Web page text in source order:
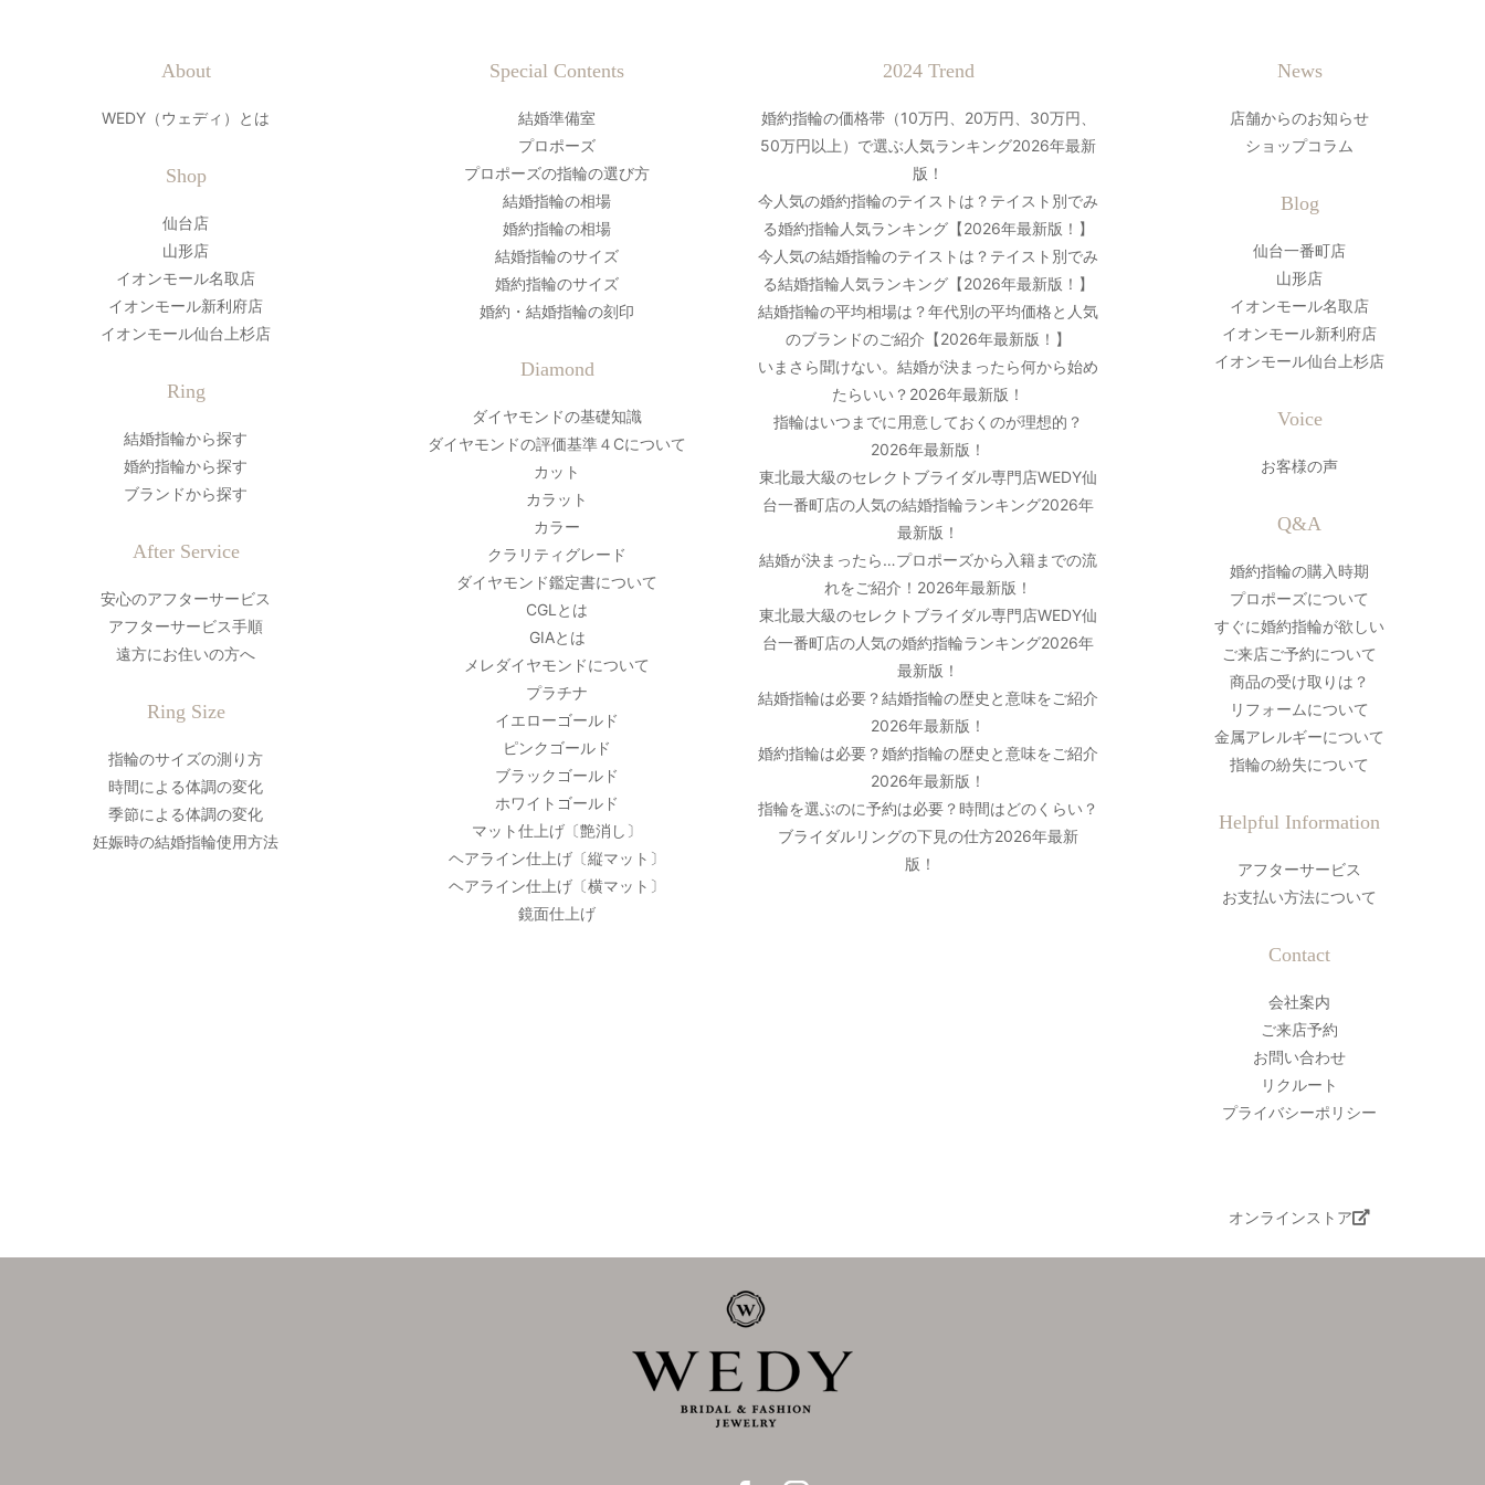
About
WEDY（ウェディ）とは
Shop
仙台店
山形店
イオンモール名取店
イオンモール新利府店
イオンモール仙台上杉店
Ring
結婚指輪から探す
婚約指輪から探す
ブランドから探す
After Service
安心のアフターサービス
アフターサービス手順
遠方にお住いの方へ
Ring Size
指輪のサイズの測り方
時間による体調の変化
季節による体調の変化
妊娠時の結婚指輪使用方法
Special Contents
結婚準備室
プロポーズ
プロポーズの指輪の選び方
結婚指輪の相場
婚約指輪の相場
結婚指輪のサイズ
婚約指輪のサイズ
婚約・結婚指輪の刻印
Diamond
ダイヤモンドの基礎知識
ダイヤモンドの評価基準４Cについて
カット
カラット
カラー
クラリティグレード
ダイヤモンド鑑定書について
CGLとは
GIAとは
メレダイヤモンドについて
プラチナ
イエローゴールド
ピンクゴールド
ブラックゴールド
ホワイトゴールド
マット仕上げ〔艶消し〕
ヘアライン仕上げ〔縦マット〕
ヘアライン仕上げ〔横マット〕
鏡面仕上げ
2024 Trend
婚約指輪の価格帯（10万円、20万円、30万円、
50万円以上）で選ぶ人気ランキング2026年最新
版！
今人気の婚約指輪のテイストは？テイスト別でみ
る婚約指輪人気ランキング【2026年最新版！】
今人気の結婚指輪のテイストは？テイスト別でみ
る結婚指輪人気ランキング【2026年最新版！】
結婚指輪の平均相場は？年代別の平均価格と人気
のブランドのご紹介【2026年最新版！】
いまさら聞けない。結婚が決まったら何から始め
たらいい？2026年最新版！
指輪はいつまでに用意しておくのが理想的？
2026年最新版！
東北最大級のセレクトブライダル専門店WEDY仙
台一番町店の人気の結婚指輪ランキング2026年
最新版！
結婚が決まったら…プロポーズから入籍までの流
れをご紹介！2026年最新版！
東北最大級のセレクトブライダル専門店WEDY仙
台一番町店の人気の婚約指輪ランキング2026年
最新版！
結婚指輪は必要？結婚指輪の歴史と意味をご紹介
2026年最新版！
婚約指輪は必要？婚約指輪の歴史と意味をご紹介
2026年最新版！
指輪を選ぶのに予約は必要？時間はどのくらい？
ブライダルリングの下見の仕方2026年最新
版！
News
店舗からのお知らせ
ショップコラム
Blog
仙台一番町店
山形店
イオンモール名取店
イオンモール新利府店
イオンモール仙台上杉店
Voice
お客様の声
Q&A
婚約指輪の購入時期
プロポーズについて
すぐに婚約指輪が欲しい
ご来店ご予約について
商品の受け取りは？
リフォームについて
金属アレルギーについて
指輪の紛失について
Helpful Information
アフターサービス
お支払い方法について
Contact
会社案内
ご来店予約
お問い合わせ
リクルート
プライバシーポリシー
オンラインストア